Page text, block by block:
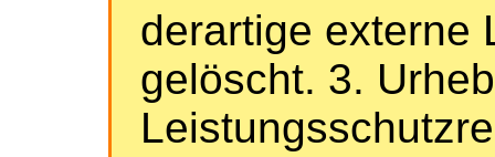
derartige externe
gelöscht. 3.